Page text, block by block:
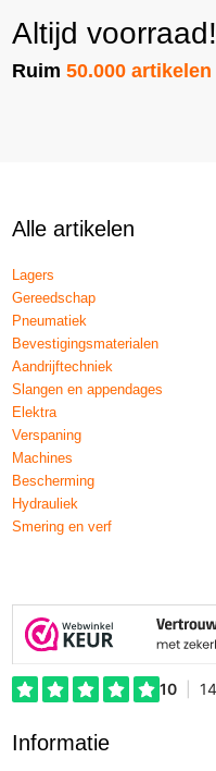
Altijd voorraad!
Ruim50.000 artikelen
Alle artikelen
Lagers
Gereedschap
Pneumatiek
Bevestigingsmaterialen
Aandrijftechniek
Slangen en appendages
Elektra
Verspaning
Machines
Bescherming
Hydrauliek
Smering en verf
Informatie